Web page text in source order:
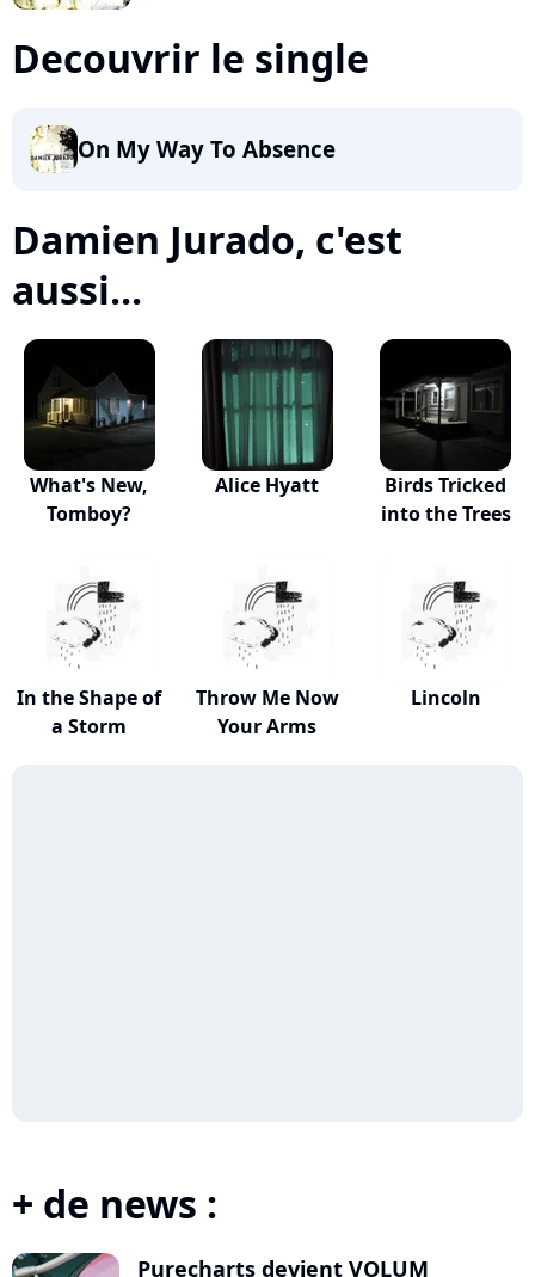
Decouvrir le single
On My Way To Absence
Damien Jurado, c'est
aussi...
What's New,
Tomboy?
Alice Hyatt
Birds Tricked
into the Trees
In the Shape of
a Storm
Throw Me Now
Your Arms
Lincoln
+ de news :
Purecharts devient VOLUM